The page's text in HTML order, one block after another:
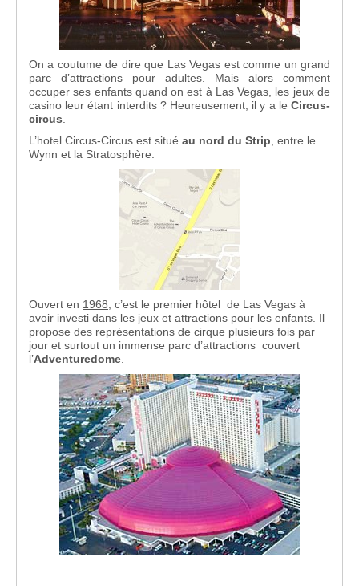
On a coutume de dire que Las Vegas est comme un grand
parc d’attractions pour adultes. Mais alors comment
occuper ses enfants quand on est à Las Vegas, les jeux de
casino leur étant interdits ? Heureusement, il y a le Circus-
circus
L’hotel Circus-Circus est situé au nord du Strip , entre le
Wynn et la Stratosphère.
Ouvert en 1968 , c’est le premier hôtel de Las Vegas à
avoir investi dans les jeux et attractions pour les enfants. Il
propose des représentations de cirque plusieurs fois par
jour et surtout un immense parc d’attractions couvert
l’Adventuredome